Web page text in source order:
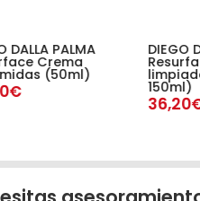
DALLA PALMA
Crema
(50ml)
DIEGO
150ml)